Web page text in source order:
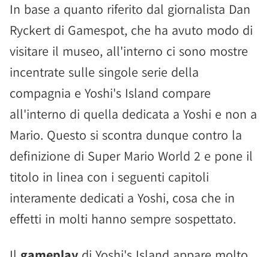
In base a quanto riferito dal giornalista Dan
Ryckert di Gamespot, che ha avuto modo di
visitare il museo, all'interno ci sono mostre
incentrate sulle singole serie della
compagnia e Yoshi's Island compare
all'interno di quella dedicata a Yoshi e non a
Mario. Questo si scontra dunque contro la
definizione di Super Mario World 2 e pone il
titolo in linea con i seguenti capitoli
interamente dedicati a Yoshi, cosa che in
effetti in molti hanno sempre sospettato.